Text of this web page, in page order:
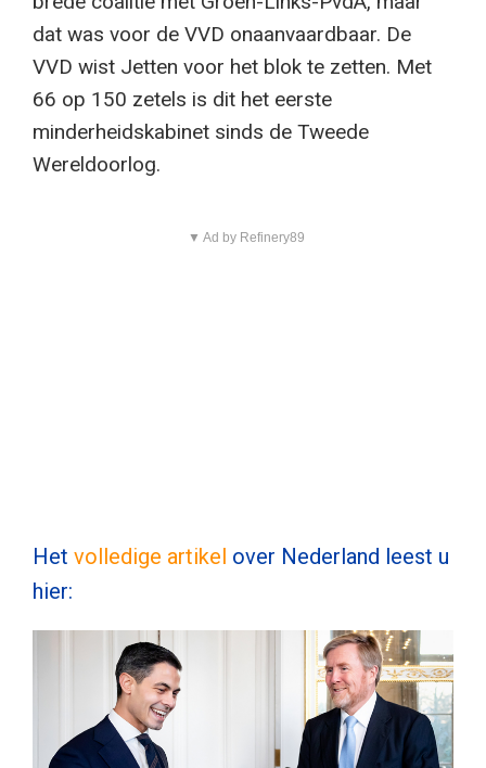
dat was voor de VVD onaanvaardbaar. De
VVD wist Jetten voor het blok te zetten. Met
66 op 150 zetels is dit het eerste
minderheidskabinet sinds de Tweede
Wereldoorlog.
▼ Ad by Refinery89
Het volledige artikel over Nederland leest u
hier: